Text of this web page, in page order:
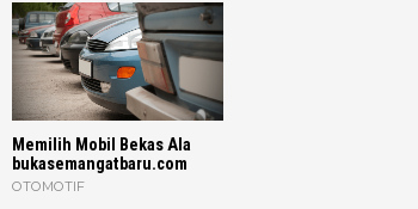
Memilih Mobil Bekas Ala
bukasemangatbaru.com
OTOMOTIF